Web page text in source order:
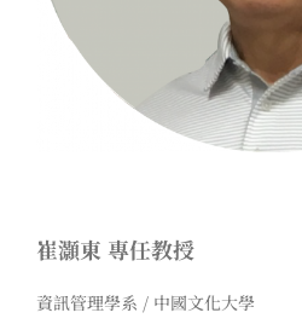
崔灝東 專任教授
資訊管理學系 / 中國文化大學